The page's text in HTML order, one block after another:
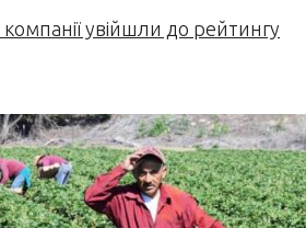
увійшли до рейтингу